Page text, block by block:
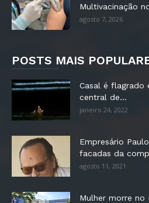
Multivacinação
agosto 7, 2026
POSTS MAIS
Casal é flagrado
central de...
janeiro 24, 2022
Empresário
facadas da
agosto 11, 2021
Mulher morre no